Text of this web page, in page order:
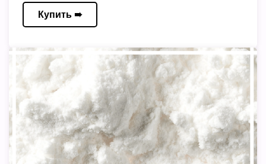
Купить ➠